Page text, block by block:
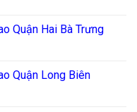
Quận Hai Bà Trưng
Quận Long Biên